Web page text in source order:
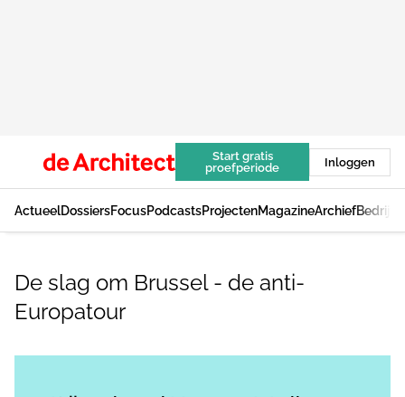
Start gratis
proefperiode
Inloggen
ActueelDossiersFocusPodcastsProjectenMagazineArchief
De slag om Brussel - de anti-
Europatour